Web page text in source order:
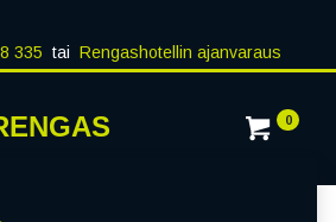
335 tai Rengashotellin ajanvaraus
0